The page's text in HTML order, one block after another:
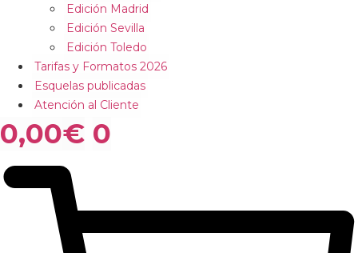
Edición Madrid
Edición Sevilla
Edición Toledo
Tarifas y Formatos 2026
Esquelas publicadas
Atención al Cliente
0,00€ 0